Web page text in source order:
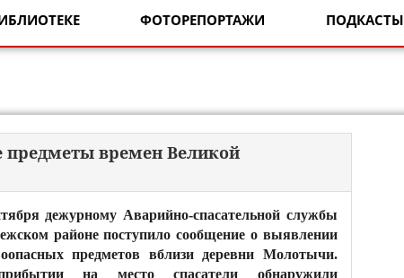
ФОТОРЕПОРТАЖИ ПОДКАСТЫ
предметы времен Великой
дежурному Аварийно-спасательной службы
районе поступило сообщение о выявлении
предметов вблизи деревни Молотычи.
на место спасатели обнаружили